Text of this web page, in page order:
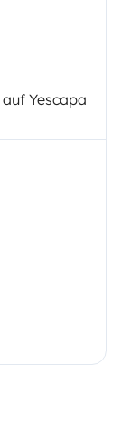
Yescapa